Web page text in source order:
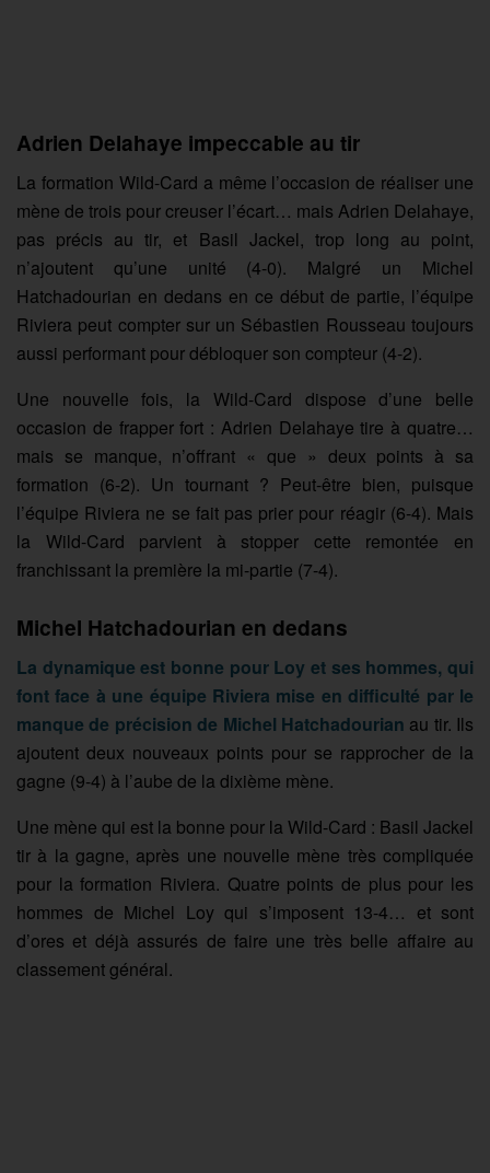
Adrien Delahaye impeccable au tir
La formation Wild-Card a même l’occasion de réaliser une
mène de trois pour creuser l’écart… mais Adrien Delahaye,
pas précis au tir, et Basil Jackel, trop long au point,
n’ajoutent qu’une unité (4-0). Malgré un Michel
Hatchadourian en dedans en ce début de partie, l’équipe
Riviera peut compter sur un Sébastien Rousseau toujours
aussi performant pour débloquer son compteur (4-2).
Une nouvelle fois, la Wild-Card dispose d’une belle
occasion de frapper fort : Adrien Delahaye tire à quatre…
mais se manque, n’offrant « que » deux points à sa
formation (6-2). Un tournant ? Peut-être bien, puisque
l’équipe Riviera ne se fait pas prier pour réagir (6-4). Mais
la Wild-Card parvient à stopper cette remontée en
franchissant la première la mi-partie (7-4).
Michel Hatchadourian en dedans
La dynamique est bonne pour Loy et ses hommes, qui
font face à une équipe Riviera mise en difficulté par le
manque de précision de Michel Hatchadourian au tir. Ils
ajoutent deux nouveaux points pour se rapprocher de la
gagne (9-4) à l’aube de la dixième mène.
Une mène qui est la bonne pour la Wild-Card : Basil Jackel
tir à la gagne, après une nouvelle mène très compliquée
pour la formation Riviera. Quatre points de plus pour les
hommes de Michel Loy qui s’imposent 13-4… et sont
d’ores et déjà assurés de faire une très belle affaire au
classement général.